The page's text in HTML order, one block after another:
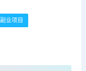
副业项目